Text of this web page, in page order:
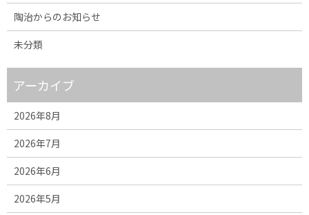
陶治からのお知らせ
未分類
アーカイブ
2026年8月
2026年7月
2026年6月
2026年5月